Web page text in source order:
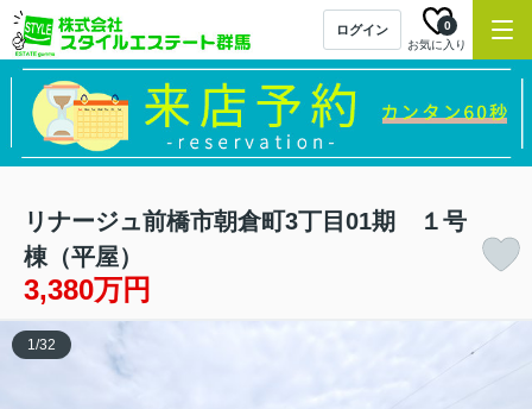
ログイン
お気に入り
0
リナージュ前橋市朝倉町3丁目01期 １号
棟（平屋）
3,380万円
1 /32